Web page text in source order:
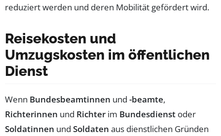
reduziert werden und deren Mobilität gefördert wird.
Reisekosten und
Umzugskosten im öffentlichen
Dienst
Wenn Bundesbeamtinnen und -beamte,
Richterinnen und Richter im Bundesdienst oder
Soldatinnen und Soldaten aus dienstlichen Gründen